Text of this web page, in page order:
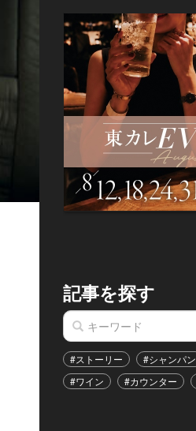
記事を探す
#ストーリー #シャンパン
#ワイン
#カウンター